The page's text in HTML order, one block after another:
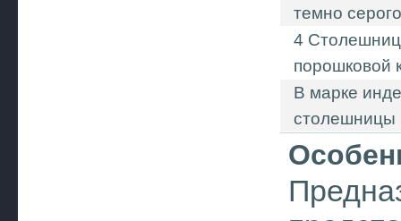
темно
4
порошковой
В марке
столешницы